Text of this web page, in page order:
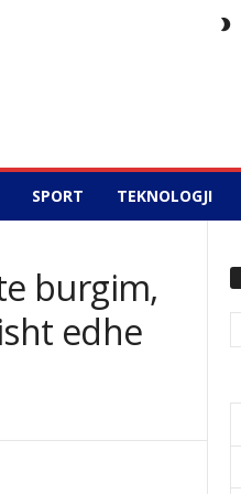
SPORT TEKNOLOGJI
burgim,
edhe